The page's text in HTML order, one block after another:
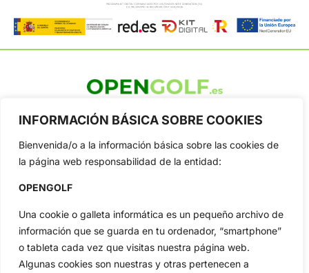
INFORMACIÓN BÁSICA SOBRE COOKIES
Bienvenida/o a la información básica sobre las cookies de
la página web responsabilidad de la entidad:
OPENGOLF
Una cookie o galleta informática es un pequeño archivo de
información que se guarda en tu ordenador, “smartphone”
o tableta cada vez que visitas nuestra página web.
Algunas cookies son nuestras y otras pertenecen a
profesional y amateur, resultados en directo, vídeos, noticias,
Tour...
Inicio
Amateurs
Circuitos
Especiales
Reglas
Vídeos
De Interés